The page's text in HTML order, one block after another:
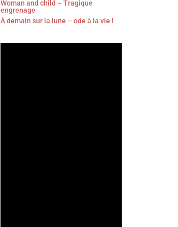
Woman and child – Tragique
engrenage
À demain sur la lune – ode à la vie !